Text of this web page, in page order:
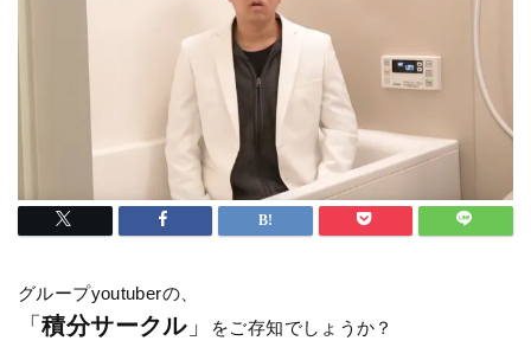
グループyoutuberの、
「積分サークル」 をご存知でしょうか？